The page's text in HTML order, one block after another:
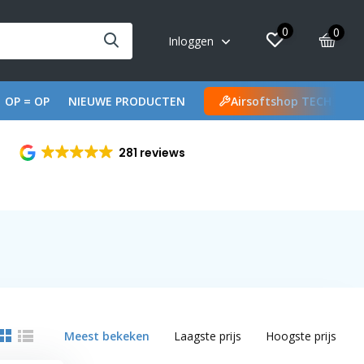
Inloggen
0 0
OP = OP NIEUWE PRODUCTEN Airsoftshop TECH
281 reviews
Meest bekeken Laagste prijs Hoogste prijs